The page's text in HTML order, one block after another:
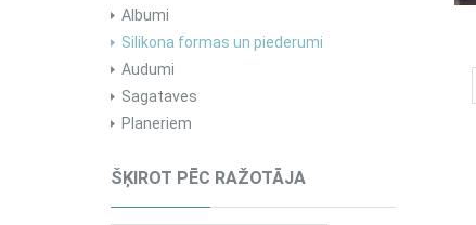
Albumi
Silikona formas un piederumi
Audumi
Sagataves
Planeriem
ŠĶIROT PĒC RAŽOTĀJA